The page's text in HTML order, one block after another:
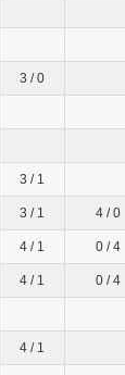
3 / 0
3 / 1
3 / 1 4 / 0
4 / 1 0 / 4
4 / 1 0 / 4
4 / 1